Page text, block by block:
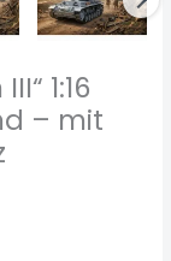
1:16
– mit